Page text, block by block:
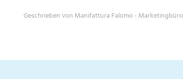
Geschrieben von Manifattura Falomo - Marketingbüro